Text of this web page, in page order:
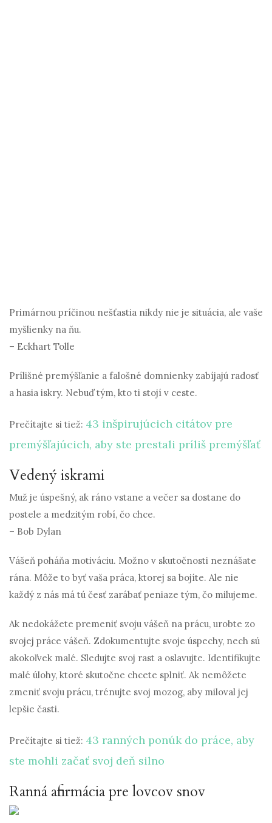
Primárnou príčinou nešťastia nikdy nie je situácia, ale vaše
myšlienky na ňu.
– Eckhart Tolle
Prílišné premýšľanie a falošné domnienky zabíjajú radosť
a hasia iskry. Nebuď tým, kto ti stojí v ceste.
Prečítajte si tiež: 43 inšpirujúcich citátov pre
premýšľajúcich, aby ste prestali príliš premýšľať
Vedený iskrami
Muž je úspešný, ak ráno vstane a večer sa dostane do
postele a medzitým robí, čo chce.
– Bob Dylan
Vášeň poháňa motiváciu. Možno v skutočnosti neznášate
rána. Môže to byť vaša práca, ktorej sa bojíte. Ale nie
každý z nás má tú česť zarábať peniaze tým, čo milujeme.
Ak nedokážete premeniť svoju vášeň na prácu, urobte zo
svojej práce vášeň. Zdokumentujte svoje úspechy, nech sú
akokoľvek malé. Sledujte svoj rast a oslavujte. Identifikujte
malé úlohy, ktoré skutočne chcete splniť. Ak nemôžete
zmeniť svoju prácu, trénujte svoj mozog, aby miloval jej
lepšie časti.
Prečítajte si tiež: 43 ranných ponúk do práce, aby
ste mohli začať svoj deň silno
Ranná afirmácia pre lovcov snov